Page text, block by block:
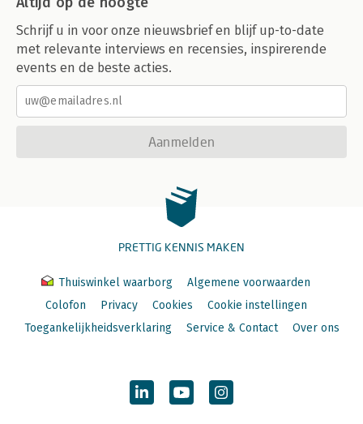
Schrijf u in voor onze nieuwsbrief en blijf up-to-date
met relevante interviews en recensies, inspirerende
events en de beste acties.
Aanmelden
PRETTIG KENNIS MAKEN
Thuiswinkel waarborg
Algemene voorwaarden
Colofon
Privacy Cookies
Cookie instellingen
Toegankelijkheidsverklaring
Service & Contact Over ons